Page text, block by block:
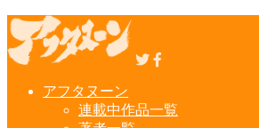
アフタヌーン
連載中作品一覧